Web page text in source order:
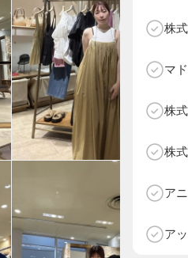
株
マ
株
株
ア
ア
0